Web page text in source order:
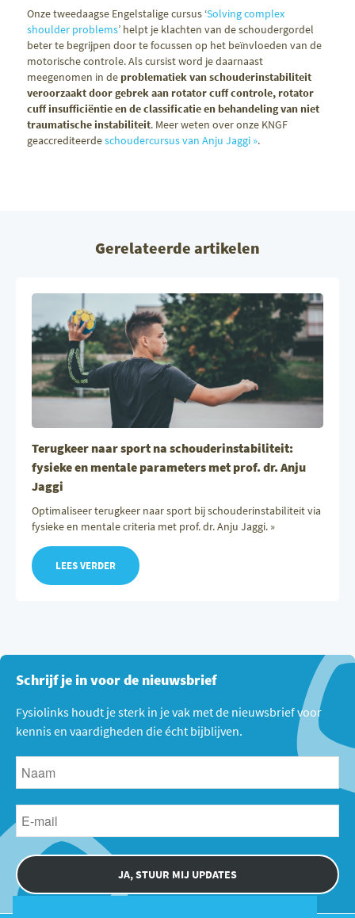
Onze tweedaagse Engelstalige cursus ‘Solving complex
shoulder problems’ helpt je klachten van de schoudergordel
beter te begrijpen door te focussen op het beïnvloeden van de
motorische controle. Als cursist word je daarnaast
meegenomen in de problematiek van schouderinstabiliteit
veroorzaakt door gebrek aan rotator cuff controle, rotator
cuff insufficiëntie en de classificatie en behandeling van niet
traumatische instabiliteit. Meer weten over onze KNGF
geaccrediteerdeschoudercursus van Anju Jaggi ».
Gerelateerde artikelen
Terugkeer naar sport na schouderinstabiliteit:
fysieke en mentale parameters met prof. dr. Anju
Jaggi
Optimaliseer terugkeer naar sport bij schouderinstabiliteit via
fysieke en mentale criteria met prof. dr. Anju Jaggi. »
LEES VERDER
Schrijf je in voor de nieuwsbrief
Fysiolinks houdt je sterk in je vak met de nieuwsbrief voor
kennis en vaardigheden die écht bijblijven.
JA, STUUR MIJ UPDATES